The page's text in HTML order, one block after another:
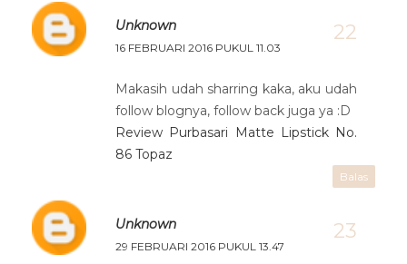
Unknown
16 FEBRUARI 2016 PUKUL 11.03
Makasih udah sharring kaka, aku udah
follow blognya, follow back juga ya :D
Review Purbasari Matte Lipstick No.
86 Topaz
Balas
Unknown
29 FEBRUARI 2016 PUKUL 13.47